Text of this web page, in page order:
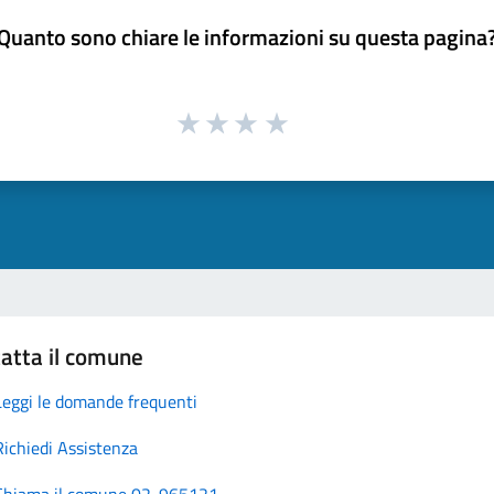
sono chiare le informazioni su questa
il comune
le domande frequenti
Assistenza